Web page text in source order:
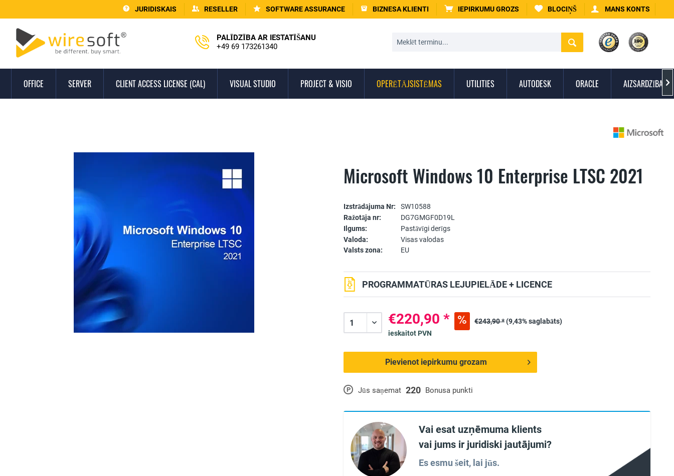
JURIDISKAIS RESELLER SOFTWARE ASSURANCE BIZNESA KLIENTI IEPIRKUMU GROZS BLOCIŅŠ MANS KONTS
PALĪDZĪBA AR IESTATĪŠANU
+49 69 173261340
OFFICE SERVER CLIENT ACCESS LICENSE (CAL) VISUAL STUDIO PROJECT & VISIO OPERĒTĀJSISTĒMAS UTILITIES AUTODESK ORACLE AIZSARDZĪBA 
Microsoft Windows 10 Enterprise LTSC 2021
Izstrādājuma Nr:
SW10588
Ražotāja nr:
DG7GMGF0D19L
Ilgums:
Pastāvīgi derīgs
Valoda:
Visas valodas
Valsts zona:
EU
P Jūs saņemat 220 Bonusa punkti
PROGRAMMATŪRAS LEJUPIELĀDE + LICENCE
€220,90 * €243,90 *(9,43% saglabāts)
ieskaitot PVN
Pievienot iepirkumu grozam
Vai esat uzņēmuma klients
vai jums ir juridiski jautājumi?
Es esmu šeit, lai jūs.